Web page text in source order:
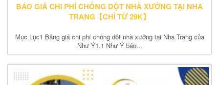
BÁO GIÁ CHI PHÍ CHỐNG DỘT NHÀ XƯỞNG TẠI NHA
TRANG【CHỈ TỪ 29K】
Mục Lục1 Bảng giá chi phí chống dột nhà xưởng tại Nha Trang của
Như Ý1.1 Như Ý báo...